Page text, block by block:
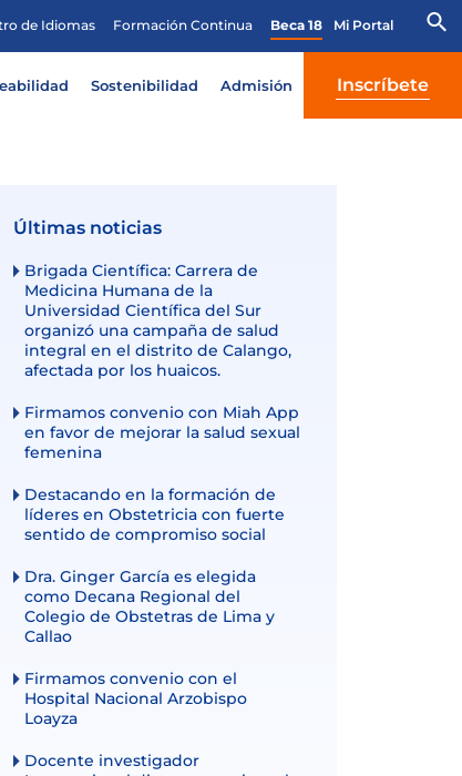
de Idiomas Formación Continua Beca 18 Mi Portal
Sostenibilidad Admisión Inscríbete
Últimas noticias
Brigada Científica: Carrera de
Medicina Humana de la
Universidad Científica del Sur
organizó una campaña de salud
integral en el distrito de Calango,
afectada por los huaicos.
Firmamos convenio con Miah App
en favor de mejorar la salud sexual
femenina
Destacando en la formación de
líderes en Obstetricia con fuerte
sentido de compromiso social
Dra. Ginger García es elegida
como Decana Regional del
Colegio de Obstetras de Lima y
Callao
Firmamos convenio con el
Hospital Nacional Arzobispo
Loayza
Docente investigador